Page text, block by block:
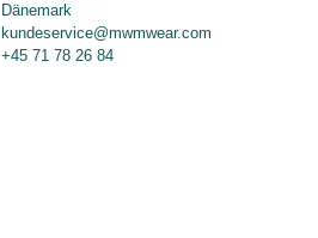
Dänemark
kundeservice@mwmwear.com
+45 71 78 26 84